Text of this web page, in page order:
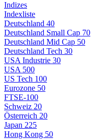
Indizes
Indexliste
Deutschland 40
Deutschland Small Cap 70
Deutschland Mid Cap 50
Deutschland Tech 30
USA Industrie 30
USA 500
US Tech 100
Eurozone 50
FTSE-100
Schweiz 20
Österreich 20
Japan 225
Hong Kong 50